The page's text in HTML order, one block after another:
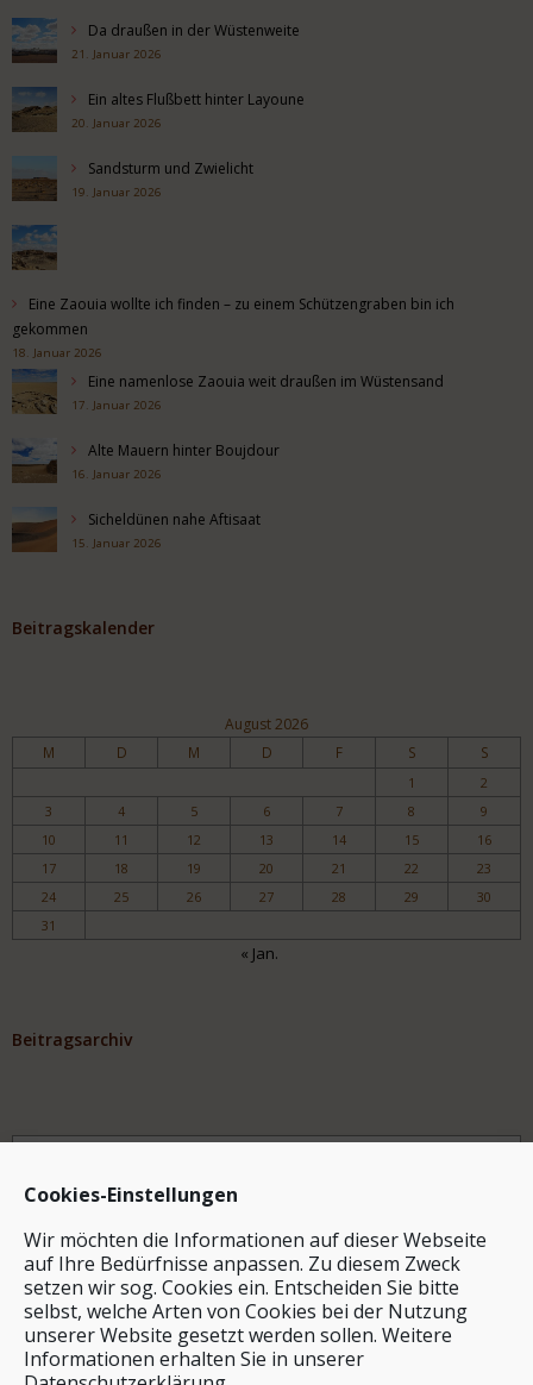
Cookies-Einstellungen
Wir möchten die Informationen auf dieser Webseite
auf Ihre Bedürfnisse anpassen. Zu diesem Zweck
setzen wir sog. Cookies ein. Entscheiden Sie bitte
selbst, welche Arten von Cookies bei der Nutzung
unserer Website gesetzt werden sollen. Weitere
Informationen erhalten Sie in unserer
Da draußen in der Wüstenweite
21. Januar 2026
Ein altes Flußbett hinter Layoune
20. Januar 2026
Sandsturm und Zwielicht
19. Januar 2026
Eine Zaouia wollte ich finden – zu einem Schützengraben bin ich
gekommen
18. Januar 2026
Eine namenlose Zaouia weit draußen im Wüstensand
17. Januar 2026
Alte Mauern hinter Boujdour
16. Januar 2026
Sicheldünen nahe Aftisaat
15. Januar 2026
Beitragskalender
August 2026
M D M D F S S
1
2
3
4 5 6 7 8
9
10
11 12 13 14 15
16
17
18 19 20 21 22
23
24
25 26 27 28 29
30
31
« Jan.
Beitragsarchiv
Archiv
Stichwortsuche